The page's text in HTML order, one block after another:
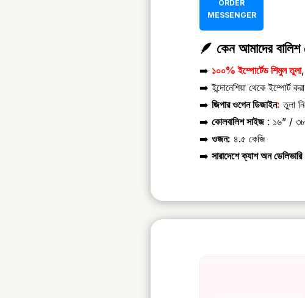
ORDER
MESSENGER
🪶 কেন আমাদের বালিশ
➡️ ১০০% ইম্পোর্টেড শিমুল তুলা
➡️ ইন্দোনেশিয়া থেকে ইম্পোর্ট
➡️ জিপার ওপেন ডিজাইন: তুলা
➡️ কোলবালিশ সাইজ: ১৬” /
➡️ ওজন: ৪.৫ কেজি
➡️ সারাদেশে ক্যাশ অন ডেলিভারি